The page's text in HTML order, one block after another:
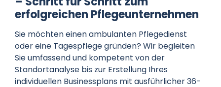
erfolgreichen Pflegeunternehmen
Sie möchten einen ambulanten Pflegedienst
oder eine Tagespflege gründen? Wir begleiten
Sie umfassend und kompetent von der
Standortanalyse bis zur Erstellung Ihres
individuellen Businessplans mit ausführlicher 36-